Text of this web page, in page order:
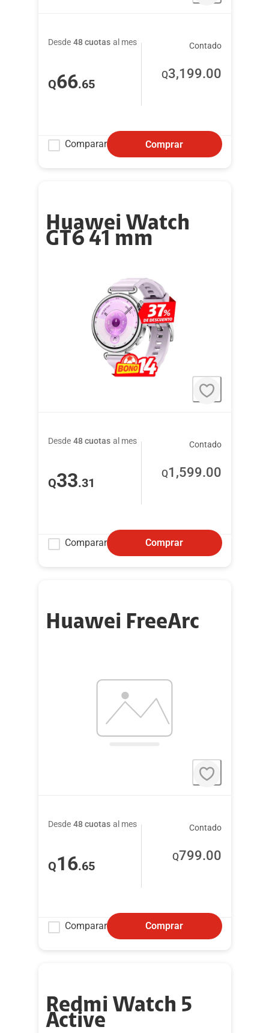
Desde 48 cuotas al mes
Q66.65
Contado
Q3,199.00
Comparar Comprar
Huawei Watch
GT6 41 mm
Desde 48 cuotas al mes
Q33.31
Contado
Q1,599.00
Comparar Comprar
Huawei FreeArc
Desde 48 cuotas al mes
Q16.65
Contado
Q799.00
Comparar Comprar
Redmi Watch 5
Active